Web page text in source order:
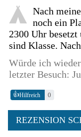
Nach
noch ein
2300 Uhr
sind Klasse.
Würde ich
letzter Besuch:
👍Hilfreich 0
REZENSION